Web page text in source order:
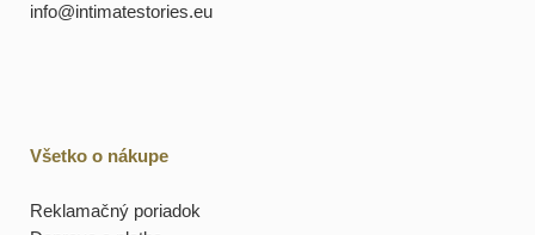
info@intimatestories.eu
Všetko o nákupe
Reklamačný poriadok